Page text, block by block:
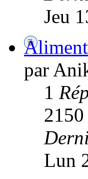
Jeu
par
1
2150
Lun